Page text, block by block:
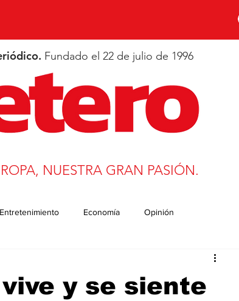
Fundado el 22 de julio de 1996
NUESTRA GRAN PASIÓN.
Entretenimiento Economía Opinión
Desarrollo
y se siente